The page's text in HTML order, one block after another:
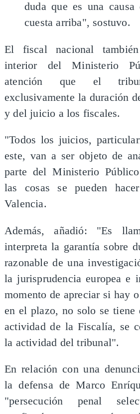
duda que es una causa
cuesta arriba", sostuvo.
El fiscal nacional
interior del Ministerio
atención que el
exclusivamente la duración
y del juicio a los fiscales.
"Todos los juicios,
este, van a ser objeto de
parte del Ministerio
las cosas se pueden
Valencia.
Además, añadió: "Es
interpreta la garantía sobre
razonable de una
la jurisprudencia europea e
momento de apreciar si hay
en el plazo, no solo se tiene
actividad de la Fiscalía, se
la actividad del tribunal".
En relación con una
la defensa de Marco
"persecución penal